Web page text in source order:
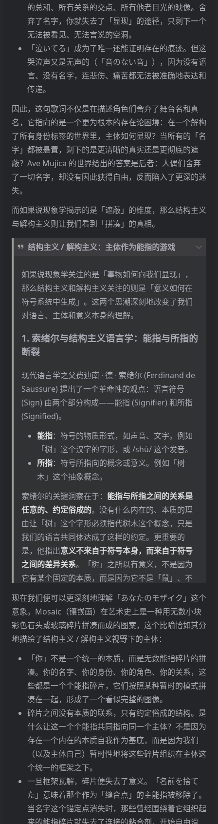
そう このまま 壊れて
就这样毁坏吧
马丁 · 海德格尔 (Martin Heidegger) 继承了现象学
的方法，但将其推向了更为激进的方向。他追问的
不再是「意识如何认识对象」，而是更为根本的存
在论问题：「存在本身是什么？」
海德格尔对古希腊语「真理」一词——aletheia
(ἀλήθεια) 的词源学考察，成为其哲学的关键突
破。Aletheia 由否定前缀 a- 和词根 lethe（遮蔽、
隐藏、遗忘）构成，其字面意思是「去蔽」(Un-
concealment) 或「解蔽」。这意味着：
真理不是符合论：真理不是命题与事实的「符
合」或「正确性」，而是存在者从遮蔽状态中
「涌现出来」、「敞开自身」的动态事件。
显现即遮蔽：关键的是，海德格尔强调，任何
像手电筒的光束照亮了一个区域，却同时让周
围陷入更深的黑暗。当我们以某种方式理解一
个事物时，我们也就遮蔽了它的其他可能性。
真理的有限性：因此，「真理」不再是一个可
远处于张力之中的、动态的、有限的过程。每
一次「显现」都是对无限丰富之存在的一次
「截取」，必然遗漏、压抑、遮蔽了其他维
度。
3. 现象学还原的悖论：名字的不可或缺性
象学还原」时，一个深刻的悖论就浮现出来：如果
我们试图通过「悬置」一切概念、语言、名字来抵
达「事物本身」，我们真的能成功吗？
答案是否定的。因为：
我们总是已经在语言之中
：人类的意识从来不
是一个纯粹的、前语言的直观能力。我们对世
界的体验从一开始就被语言所结构化。当婴儿
已经存在的概念贴上标签，而是通过这个词，
「妈妈」作为一个独立的、稳定的对象才得以
从混沌的感知流中分离出来、得以「显现」。
名字不是外衣，而是显现的方式：名字、概
念、语言不是覆盖在「真实事物」表面的一层
可有可无的外衣，而是事物得以向我们「显
现」的必要中介。没有「红色」这个词及其所
属的色彩概念系统，我们能「看到」红色吗？
我们可能感受到某种刺激，但「红色」作为一
个可以被识别、记忆、交流的对象，只有在语
言中才存在。
到纯粹事物本身」在海德格尔看来是一个形而
上学的幻想。当你试图剥离所有的「名字」和
概念时，你得到的不是更清晰的本质，而是一
片无法被把握、无法被言说、甚至无法被意识
到的混沌——一个更深的「遮蔽」。
的总和、所有关系的交点、所有他者目光的映像。舍
弃了名字，你就失去了「显现」的途径，只剩下一个
无法被看见、无法言说的空洞。
「泣いてる」成为了唯一还能证明存在的痕迹。但这
哭泣声又是无声的（「音のない音」），因为没有语
言、没有名字，连悲伤、痛苦都无法被准确地表达和
传递。
因此，这句歌词不仅是在描述角色们舍弃了舞台名和真
名，它指向的是一个更为根本的存在论困境：在一个解构
了所有身份标签的世界里，主体如何显现？当所有的「名
字」都被悬置，剩下的是更清晰的真实还是更彻底的遮
蔽？Ave Mujica 的世界给出的答案是后者：人偶们舍弃
了一切名字，却没有因此获得自由，反而陷入了更深的迷
失。
而如果说现象学揭示的是「遮蔽」的维度，那么结构主义
与解构主义则让我们看到「拼凑」的真相。
结构主义 / 解构主义：主体作为能指的游戏
如果说现象学关注的是「事物如何向我们显现」，
那么结构主义和解构主义关注的则是「意义如何在
符号系统中生成」。这两个思潮深刻地改变了我们
对语言、主体和意义本身的理解。
1. 索绪尔与结构主义语言学：能指与所指的
断裂
现代语言学之父费迪南 · 德 · 索绪尔 (Ferdinand de
Saussure) 提出了一个革命性的观点：语言符号
(Sign) 由两个部分构成——能指 (Signifier) 和所指
(Signified)。
能指：符号的物质形式，如声音、文字。例如
「树」这个汉字的字形，或 /shù/ 这个发音。
所指：符号所指向的概念或意义。例如「树
木」这个抽象概念。
索绪尔的关键洞察在于： 能指与所指之间的关系是
任意的、约定俗成的。没有什么内在的、本质的理
由让「树」这个字形必须指代树木这个概念，只是
我们的语言共同体达成了这样的约定。更重要的
是，他指出意义不来自于符号本身，而来自于符号
之间的差异关系。「树」之所以有意义，不是因为
它有某个固定的本质，而是因为它不是「鼠」、不
是「数」、不是「书」。意义产生于一个差异系统
之中。
这个看似简单的观点却埋下了解构主义的种子：如
果意义只存在于关系和差异之中，那么是否存在一
个最终的、稳定的「所指」？
2. 拉康：能指的优先性与主体的碎片化
雅克 · 拉康将索绪尔的语言学洞察引入精神分析，并
走得更远。他颠覆了索绪尔的公式，提出能指相对
于所指具有优先性。
在拉康看来：
能指链 (Signifying Chain)
符号所承载，而是在一条由无数能指构成的链
条中，通过它们之间的联系、替代、转喻和隐
喻不断滑动。一个能指总是指向另一个能指，
永远无法最终抵达一个确定的、在场的所指。
现在我们便可以更深刻地理解「あなたのモザイク」这个
意象。Mosaic（镶嵌画）在艺术史上是一种用无数小块
彩色石头或玻璃碎片拼凑而成的图案，这个比喻恰如其分
地描绘了结构主义 / 解构主义视野下的主体：
「你」不是一个统一的本质，而是无数能指碎片的拼
凑。你的名字、你的身份、你的角色、你的关系，这
些都是一个个能指碎片，它们按照某种暂时的模式拼
凑在一起，形成了一个看似完整的图像。
碎片之间没有本质的联系，只有约定俗成的结构。是
什么让这一个个能指共同指向同一个主体？不是因为
存在一个内在的本质自我作为基底，而是因为我们
（以及主体自己）暂时性地将这些碎片组织在主体这
个统一的框架之下。
一旦框架瓦解，碎片便失去了意义。「名前を捨て
た」意味着那个作为「缝合点」的主能指被移除了。
当名字这个锚定点消失时，那些曾经围绕着它组织起